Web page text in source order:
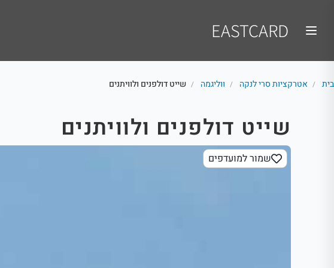
EASTCARD
בית / אטרקציות סרי לנקה / ווליגמה / שייט דולפנים ולוויתנים
שייט דולפנים ולוויתנים
שמור למועדפים